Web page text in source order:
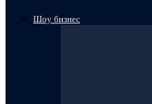
Шоу бизнес